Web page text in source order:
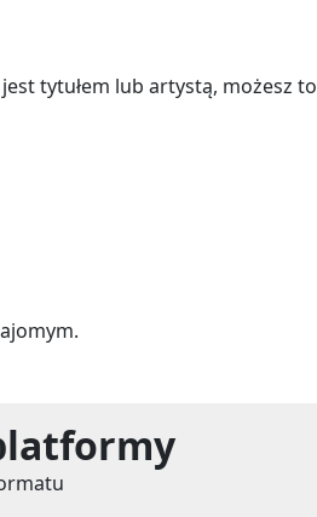
tytułem lub artystą, możesz to